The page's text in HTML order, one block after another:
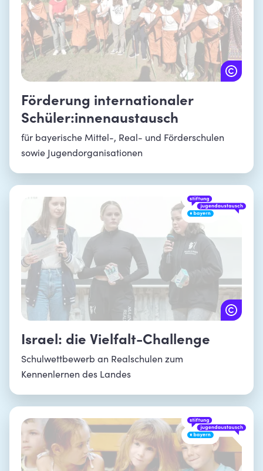
Förderung internationaler
Schüler:innenaustausch
für bayerische Mittel-, Real- und Förderschulen
sowie Jugendorganisationen
Israel: die Vielfalt-Challenge
Schulwettbewerb an Realschulen zum
Kennenlernen des Landes